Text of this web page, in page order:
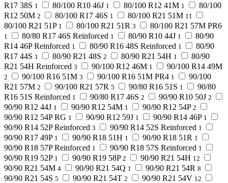
R17 38S 1 80/100 R10 46J 1 80/100 R12 41M 1
80/100
R12 50M 2 80/100 R17 46S 1 80/100 R21 51M 11
80/100 R21 51P 1 80/100 R21 51R 3 80/100 R21 57M PR6
1 80/80 R17 46S Reinforced 1 80/90 R10 44J 1
80/90
R14 46P Reinforced 1 80/90 R16 48S Reinforced 1
80/90
R17 44S 1 80/90 R21 48S 2 80/90 R21 54H 1
80/90
R21 54H Reinforced 3 90/100 R12 46M 1 90/100 R14 49M
2 90/100 R16 51M 3 90/100 R16 51M PR4 1
90/100
R21 57M 2 90/100 R21 57R 5 90/80 R16 51S 1
90/80
R16 51S Reinforced 1 90/80 R17 46S 2 90/90 R10 50J 2
90/90 R12 44J 1 90/90 R12 54M 1 90/90 R12 54P 2
90/90 R12 54P RG 1 90/90 R12 59J 1 90/90 R14 46P 1
90/90 R14 52P Reinforced 3 90/90 R14 52S Reinforced 1
90/90 R17 49P 1 90/90 R18 51H 1 90/90 R18 51R 1
90/90 R18 57P Reinforced 1 90/90 R18 57S Reinforced 1
90/90 R19 52P 1 90/90 R19 58P 2 90/90 R21 54H 12
90/90 R21 54M 4 90/90 R21 54Q 1 90/90 R21 54R 8
90/90 R21 54S 5 90/90 R21 54T 2 90/90 R21 54V 12